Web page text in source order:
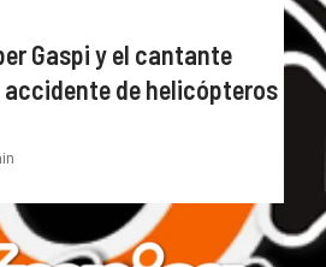
Gaspi y el cantante
accidente de helicópteros